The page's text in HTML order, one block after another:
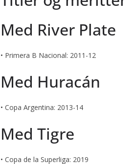
Med River Plate
• Primera B Nacional: 2011-12
Med Huracán
• Copa Argentina: 2013-14
Med Tigre
• Copa de la Superliga: 2019